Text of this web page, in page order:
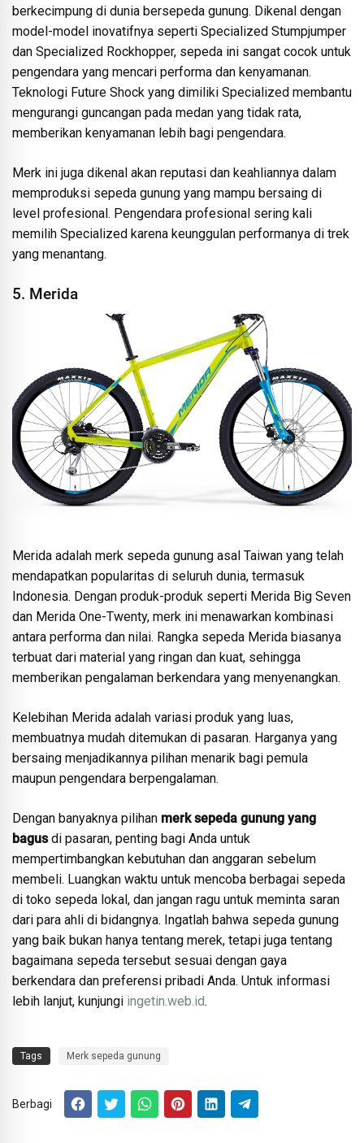
berkecimpung di dunia bersepeda gunung. Dikenal dengan
model-model inovatifnya seperti Specialized Stumpjumper
dan Specialized Rockhopper, sepeda ini sangat cocok untuk
pengendara yang mencari performa dan kenyamanan.
Teknologi Future Shock yang dimiliki Specialized membantu
mengurangi guncangan pada medan yang tidak rata,
memberikan kenyamanan lebih bagi pengendara.
Merk ini juga dikenal akan reputasi dan keahliannya dalam
memproduksi sepeda gunung yang mampu bersaing di
level profesional. Pengendara profesional sering kali
memilih Specialized karena keunggulan performanya di trek
yang menantang.
5. Merida
Merida adalah merk sepeda gunung asal Taiwan yang telah
mendapatkan popularitas di seluruh dunia, termasuk
Indonesia. Dengan produk-produk seperti Merida Big Seven
dan Merida One-Twenty, merk ini menawarkan kombinasi
antara performa dan nilai. Rangka sepeda Merida biasanya
terbuat dari material yang ringan dan kuat, sehingga
memberikan pengalaman berkendara yang menyenangkan.
Kelebihan Merida adalah variasi produk yang luas,
membuatnya mudah ditemukan di pasaran. Harganya yang
bersaing menjadikannya pilihan menarik bagi pemula
maupun pengendara berpengalaman.
Dengan banyaknya pilihan merk sepeda gunung yang
bagusdi pasaran, penting bagi Anda untuk
mempertimbangkan kebutuhan dan anggaran sebelum
membeli. Luangkan waktu untuk mencoba berbagai sepeda
di toko sepeda lokal, dan jangan ragu untuk meminta saran
dari para ahli di bidangnya. Ingatlah bahwa sepeda gunung
yang baik bukan hanya tentang merek, tetapi juga tentang
bagaimana sepeda tersebut sesuai dengan gaya
berkendara dan preferensi pribadi Anda. Untuk informasi
lebih lanjut, kunjungi ingetin.web.id.
Tags Merk sepeda gunung
Berbagi